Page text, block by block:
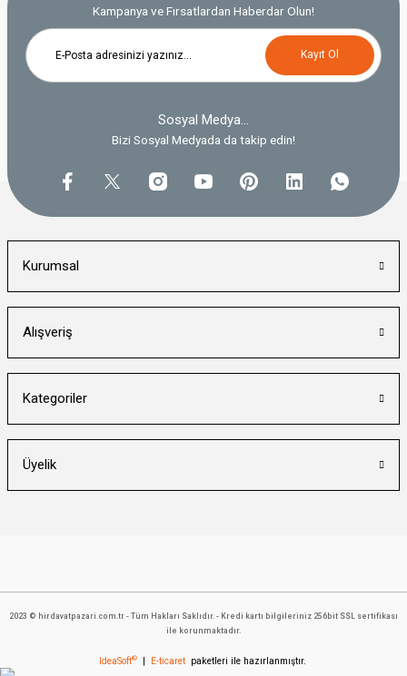
Kampanya ve Fırsatlardan Haberdar Olun!
Kayıt Ol
Sosyal Medya...
Bizi Sosyal Medyada da takip edin!
Kurumsal
Alışveriş
Kategoriler
Üyelik
2023 © hirdavatpazari.com.tr - Tüm Hakları Saklıdır. - Kredi kartı bilgileriniz 256bit SSL sertifikası
ile korunmaktadır.
IdeaSoft® E-ticaret paketleri ile hazırlanmıştır.